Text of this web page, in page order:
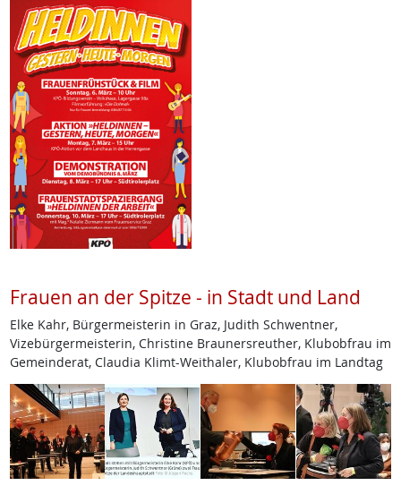
Frauen an der Spitze - in Stadt und Land
Elke Kahr, Bürgermeisterin in Graz, Judith Schwentner,
Vizebürgermeisterin, Christine Braunersreuther, Klubobfrau im
Gemeinderat, Claudia Klimt-Weithaler, Klubobfrau im Landtag